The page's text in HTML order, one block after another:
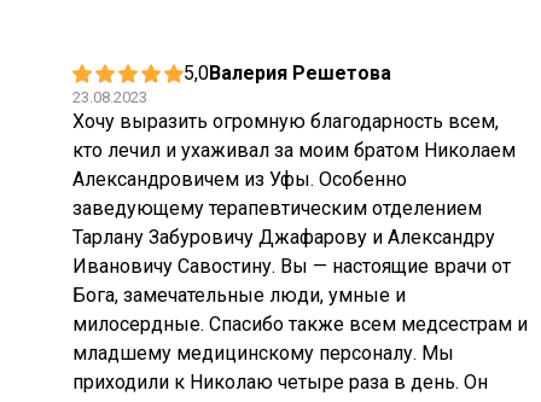
5,0Валерия Решетова
23.08.2023
Хочу выразить огромную благодарность всем,
кто лечил и ухаживал за моим братом Николаем
Александровичем из Уфы. Особенно
заведующему терапевтическим отделением
Тарлану Забуровичу Джафарову и Александру
Ивановичу Савостину. Вы — настоящие врачи от
Бога, замечательные люди, умные и
милосердные. Спасибо также всем медсестрам и
младшему медицинскому персоналу. Мы
приходили к Николаю четыре раза в день. Он